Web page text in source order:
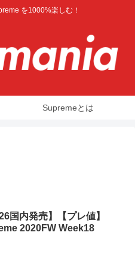
を1000%楽しむ！
Supremeとは
26国内発売】【プレ値】
2020FW Week18